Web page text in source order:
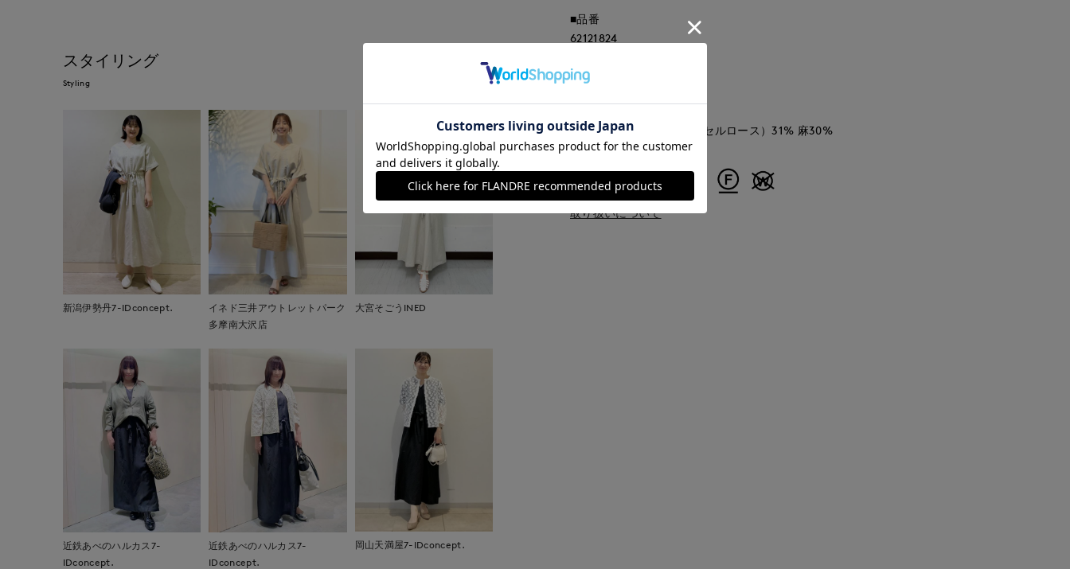
スタイリング
Styling
新潟伊勢丹7-IDconcept.
イネド三井アウトレットパーク
多摩南大沢店
大宮そごうINED
近鉄あべのハルカス7-
IDconcept.
近鉄あべのハルカス7-
IDconcept.
岡山天満屋7-IDconcept.
■品番
62121824
中国製
キュプラ 39% 再生繊維（セルロース）31% 麻30%
取り扱いについて